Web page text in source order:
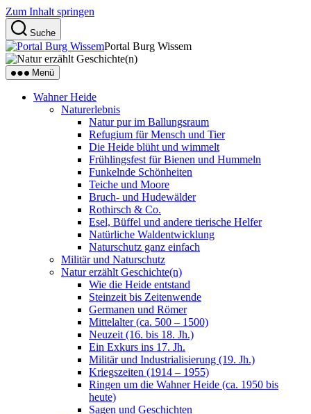
Zum Inhalt springen
Suche
Portal Burg Wissem
Menü
Wahner Heide
Naturerlebnis
Natur pur im Ballungsraum
Refugium für Mensch und Tier
Die Heide blüht und wimmelt
Frühlingsfest für Bienen und Hummeln
Funkelnde Schönheiten
Teiche und Moore
Bruch- und Hudewälder
Rothirsch & Co.
Esel, Büffel und andere tierische Helfer
Natürliche Waldentwicklung
Naturschutz ganz einfach
Militär und Naturschutz
Natur erzählt Geschichte(n)
Wie die Heide entstand
Steinzeit bis Zeitenwende
Germanen und Römer
Mittelalter (ca. 500 – 1500)
Neuzeit (16. bis 18. Jh.)
Ein Exkurs ins 17. Jh.
Militär und Industrialisierung (19. Jh.)
Kriegszeiten (1914 – 1955)
Ringen um die Wahner Heide (ca. 1950 bis
heute)
Sagen und Geschichten